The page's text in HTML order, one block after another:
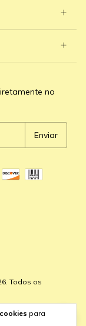
para
no
Todos os